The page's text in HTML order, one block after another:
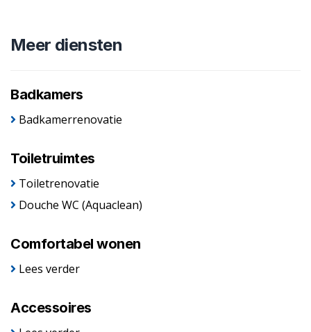
Meer diensten
Badkamers
Badkamerrenovatie
Toiletruimtes
Toiletrenovatie
Douche WC (Aquaclean)
Comfortabel wonen
Lees verder
Accessoires